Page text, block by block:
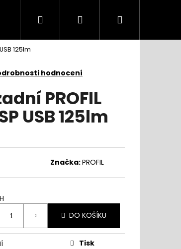
Hledat PřihlášeníNákupní
125lm
hodnocení
PROFIL
USB 125lm
Značka:PROFIL
DO KOŠÍKU
Tisk